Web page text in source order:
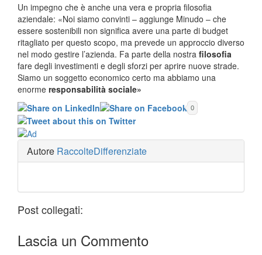
Un impegno che è anche una vera e propria filosofia
aziendale: «Noi siamo convinti – aggiunge Minudo – che
essere sostenibili non significa avere una parte di budget
ritagliato per questo scopo, ma prevede un approccio diverso
nel modo gestire l’azienda. Fa parte della nostra filosofia
fare degli investimenti e degli sforzi per aprire nuove strade.
Siamo un soggetto economico certo ma abbiamo una
enorme responsabilità sociale»
0
Autore RaccolteDifferenziate
Post collegati:
Lascia un Commento